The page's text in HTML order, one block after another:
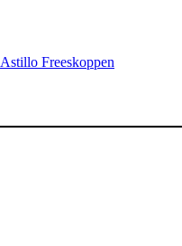
Astillo Freeskoppen